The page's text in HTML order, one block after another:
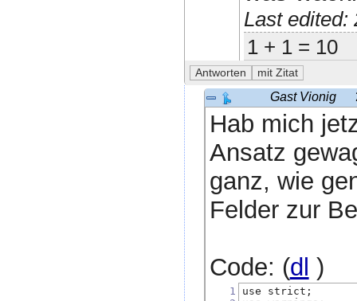
Last edited:
1 + 1 = 10
Gast Vionig
Hab mich
Ansatz
ganz, wie
Felder zur
Code: (dl )
1
use strict;